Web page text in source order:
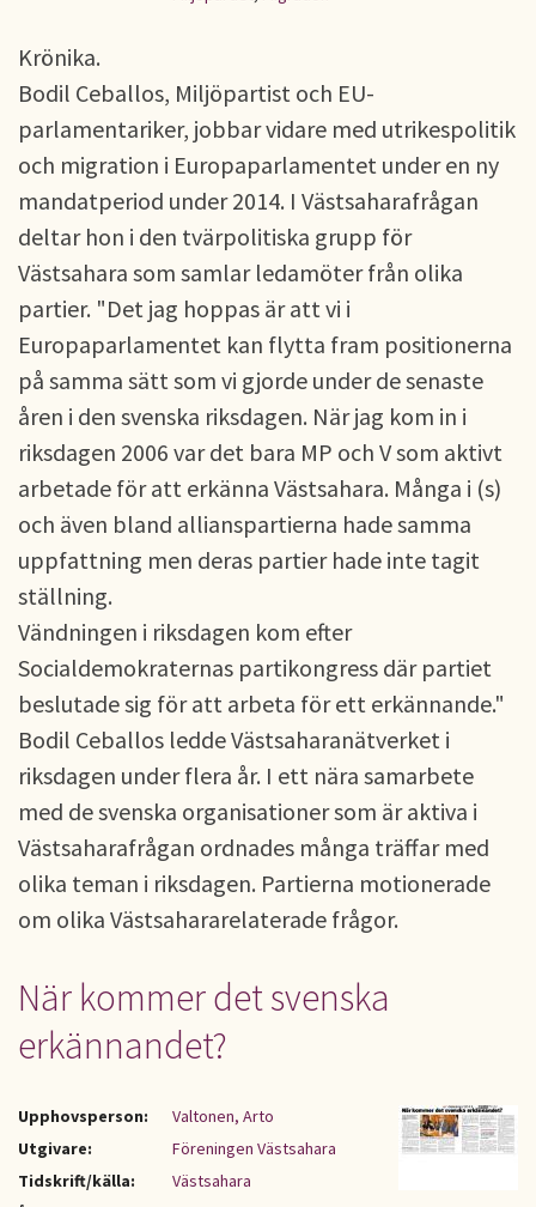
Krönika.
Bodil Ceballos, Miljöpartist och EU-
parlamentariker, jobbar vidare med utrikespolitik
och migration i Europaparlamentet under en ny
mandatperiod under 2014. I Västsaharafrågan
deltar hon i den tvärpolitiska grupp för
Västsahara som samlar ledamöter från olika
partier. "Det jag hoppas är att vi i
Europaparlamentet kan flytta fram positionerna
på samma sätt som vi gjorde under de senaste
åren i den svenska riksdagen. När jag kom in i
riksdagen 2006 var det bara MP och V som aktivt
arbetade för att erkänna Västsahara. Många i (s)
och även bland allianspartierna hade samma
uppfattning men deras partier hade inte tagit
ställning.
Vändningen i riksdagen kom efter
Socialdemokraternas partikongress där partiet
beslutade sig för att arbeta för ett erkännande."
Bodil Ceballos ledde Västsaharanätverket i
riksdagen under flera år. I ett nära samarbete
med de svenska organisationer som är aktiva i
Västsaharafrågan ordnades många träffar med
olika teman i riksdagen. Partierna motionerade
om olika Västsahararelaterade frågor.
När kommer det svenska
erkännandet?
Upphovsperson:
Valtonen, Arto
Utgivare:
Föreningen Västsahara
Tidskrift/källa:
Västsahara